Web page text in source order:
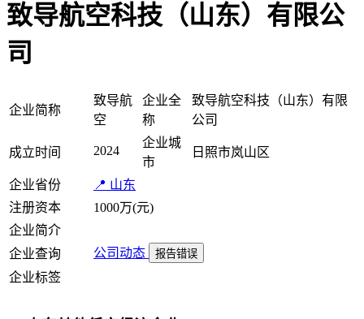
致导航空科技（山东）有限公
司
企业简称
致导航
空
企业全
称
致导航空科技（山东）有限
公司
成立时间 2024
企业城
市
日照市岚山区
企业省份
📍 山东
注册资本
1000万(元)
企业简介
企业查询
公司动态 报告错误
企业标签